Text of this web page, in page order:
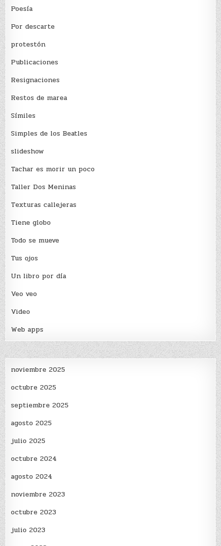
Poesía
Por descarte
protestón
Publicaciones
Resignaciones
Restos de marea
Sí­miles
Simples de los Beatles
slideshow
Tachar es morir un poco
Taller Dos Meninas
Texturas callejeras
Tiene globo
Todo se mueve
Tus ojos
Un libro por día
Veo veo
Video
Web apps
noviembre 2025
octubre 2025
septiembre 2025
agosto 2025
julio 2025
octubre 2024
agosto 2024
noviembre 2023
octubre 2023
julio 2023